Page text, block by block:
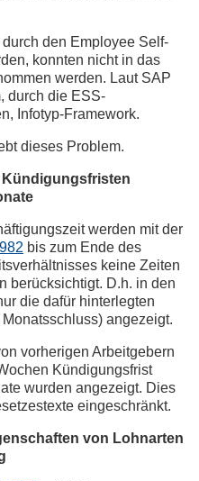
den Employee Self-
konnten nicht in das
werden. Laut SAP
durch die ESS-
Infotyp-Framework.
dieses Problem.
Kündigungsfristen
werden mit der
bis zum Ende des
keine Zeiten
berücksichtigt. D.h. in den
die dafür hinterlegten
angezeigt.
vorherigen Arbeitgebern
Kündigungsfrist
wurden angezeigt. Dies
eingeschränkt.
von Lohnarten